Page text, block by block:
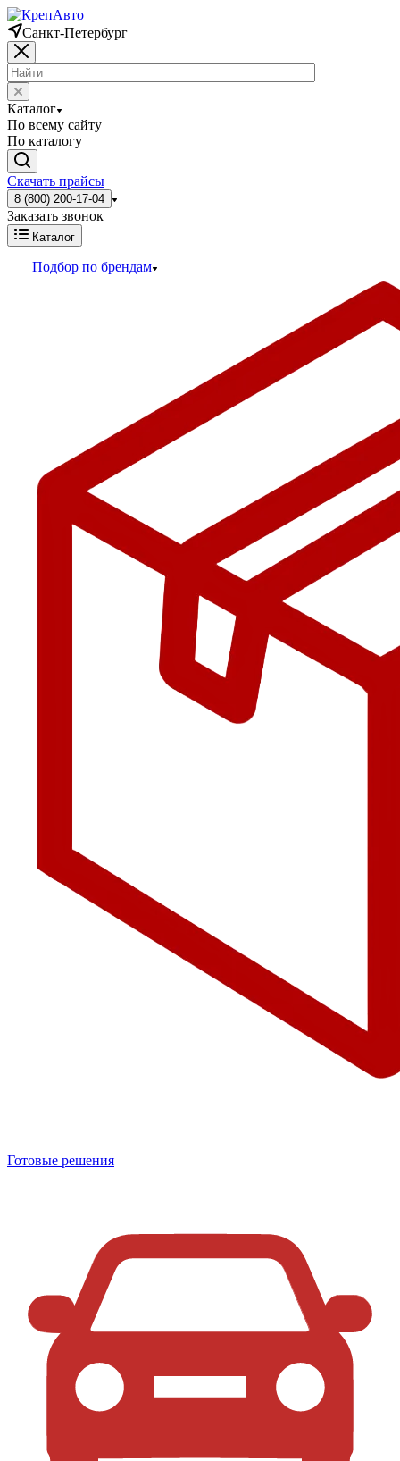
Санкт-Петербург
Каталог
По всему сайту
По каталогу
Скачать прайсы
8 (800) 200-17-04
Заказать звонок
Каталог
Подбор по брендам
Готовые решения